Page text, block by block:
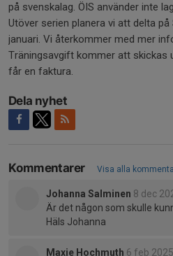
på svenskalag. ÖIS använder inte
Utöver serien planera vi att delta
januari. Vi återkommer med mer
Träningsavgift kommer att skickas
får en faktura.
Dela nyhet
Kommentarer Visa alla
Johanna Salminen 8 dec
Är det någon som skulle
Häls Johanna
Maxie Hochmuth 6 feb 2025